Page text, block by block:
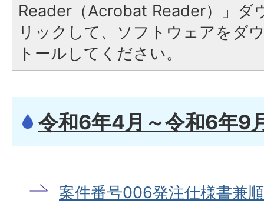
Reader（Acrobat Reader）」ダ
リックして、ソフトウェアをダ
トールしてください。
令和6年4月～令和6年9
案件番号006発注仕様書兼